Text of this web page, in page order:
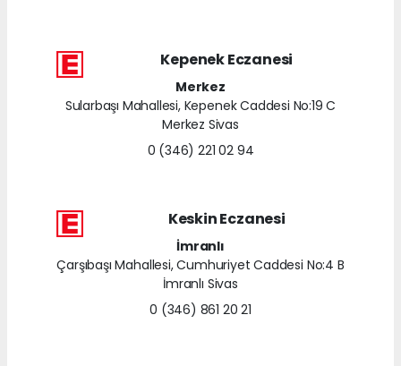
Kepenek Eczanesi
Merkez
Sularbaşı Mahallesi, Kepenek Caddesi No:19 C
Merkez Sivas
0 (346) 221 02 94
Keskin Eczanesi
İmranlı
Çarşıbaşı Mahallesi, Cumhuriyet Caddesi No:4 B
İmranlı Sivas
0 (346) 861 20 21